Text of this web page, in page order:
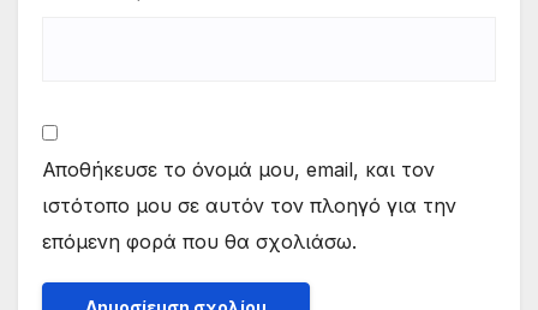
Αποθήκευσε το όνομά μου, email, και τον
ιστότοπο μου σε αυτόν τον πλοηγό για την
επόμενη φορά που θα σχολιάσω.